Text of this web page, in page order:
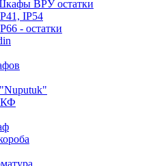
ВРУ остатки
IP54
- остатки